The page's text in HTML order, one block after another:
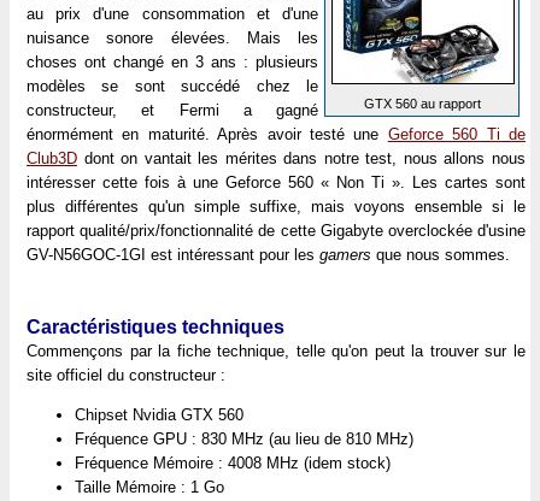
GTX 560 au rapport
au prix d'une consommation et d'une
nuisance sonore élevées. Mais les
choses ont changé en 3 ans : plusieurs
modèles se sont succédé chez le
constructeur, et Fermi a gagné
énormément en maturité. Après avoir testé une Geforce 560 Ti de
Club3D dont on vantait les mérites dans notre test, nous allons nous
intéresser cette fois à une Geforce 560 « Non Ti ». Les cartes sont
plus différentes qu'un simple suffixe, mais voyons ensemble si le
rapport qualité/prix/fonctionnalité de cette Gigabyte overclockée d'usine
GV-N56GOC-1GI est intéressant pour les gamers que nous sommes.
Caractéristiques techniques
Commençons par la fiche technique, telle qu'on peut la trouver sur le
site officiel du constructeur :
Chipset Nvidia GTX 560
Fréquence GPU : 830 MHz (au lieu de 810 MHz)
Fréquence Mémoire : 4008 MHz (idem stock)
Taille Mémoire : 1 Go